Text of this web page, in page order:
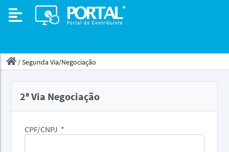
/Segunda Via/Negociação
2ª Via Negociação
CPF/CNPJ *